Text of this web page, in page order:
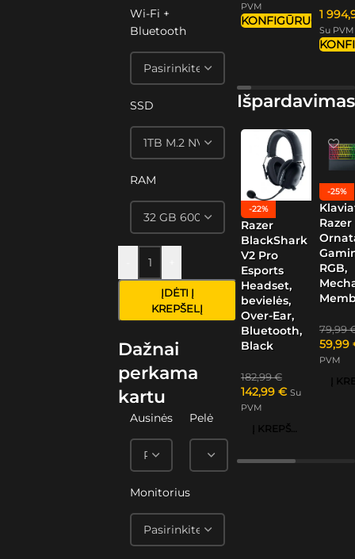
Wi-Fi +
Bluetooth
SSD
RAM
ĮDĖTI Į
KREPŠELĮ
Dažnai
perkama
kartu
Ausinės Pelė
Monitorius
PVM
KONFIGŪRUOTI
1
Su PVM
Išpardavimas
-22%
Razer
BlackShark
V2 Pro
Esports
Headset,
bevielės,
Over-Ear,
Bluetooth,
Black
182,99€
142,99 € Su
PVM
Į KREPŠELĮ
-25%
Razer
RGB,
79,99
59,99
PVM